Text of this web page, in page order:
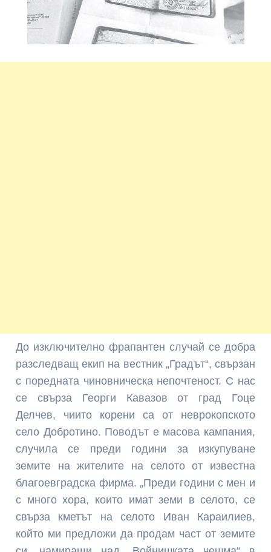
До изключително фрапан­тен случай се добра
разслед­ващ екип на вестник „Гра­дът“, свързан
с поредната чиновническа непочтеност. С нас
се свърза Георги Кавазов от град Гоце
Делчев, чиито корени са от неврокопското
село Добротино. Поводът е масова кампания,
случила се преди години за изкупуване
земите на жителите на село­то от известна
благоевград­ска фирма. „Преди години с мен и
с много хора, които имат земи в селото, се
свър­за кметът на селото Иван Караилиев,
който ми предложи да продам част от земите